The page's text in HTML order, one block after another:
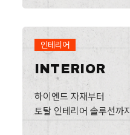
인테리어
INTERIOR
하이엔드 자재부터
토탈 인테리어 솔루션까지